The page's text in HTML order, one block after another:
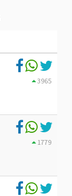
3965
1779